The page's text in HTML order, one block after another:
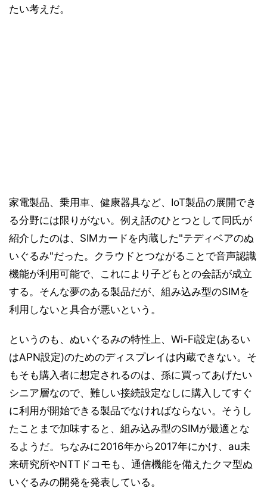
たい考えだ。
家電製品、乗用車、健康器具など、IoT製品の展開でき
る分野には限りがない。例え話のひとつとして同氏が
紹介したのは、SIMカードを内蔵した"テディベアのぬ
いぐるみ"だった。クラウドとつながることで音声認識
機能が利用可能で、これにより子どもとの会話が成立
する。そんな夢のある製品だが、組み込み型のSIMを
利用しないと具合が悪いという。
というのも、ぬいぐるみの特性上、Wi-Fi設定(あるい
はAPN設定)のためのディスプレイは内蔵できない。そ
もそも購入者に想定されるのは、孫に買ってあげたい
シニア層なので、難しい接続設定なしに購入してすぐ
に利用が開始できる製品でなければならない。そうし
たことまで加味すると、組み込み型のSIMが最適とな
るようだ。ちなみに2016年から2017年にかけ、au未
来研究所やNTTドコモも、通信機能を備えたクマ型ぬ
いぐるみの開発を発表している。